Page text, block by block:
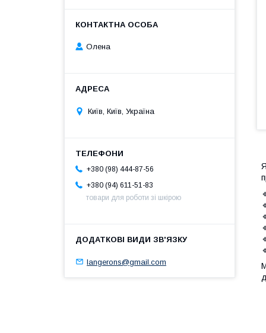
Олена
Київ, Київ, Україна
+380 (98) 444-87-56
+380 (94) 611-51-83
товари для роботи зі шкірою
langerons@gmail.com